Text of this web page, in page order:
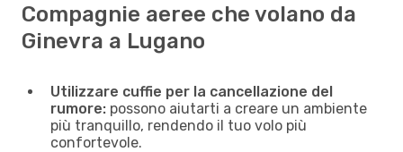
Compagnie aeree che volano da
Ginevra a Lugano
Utilizzare cuffie per la cancellazione del
rumore: possono aiutarti a creare un ambiente
più tranquillo, rendendo il tuo volo più
confortevole.